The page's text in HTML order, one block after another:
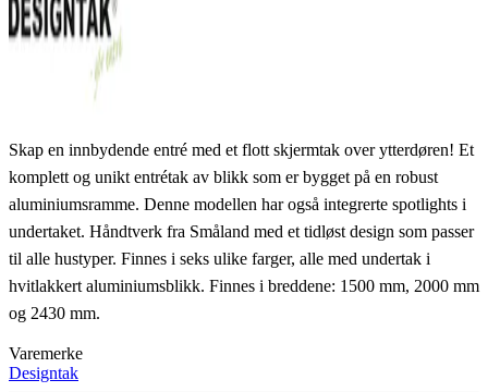
Skap en innbydende entré med et flott skjermtak over ytterdøren! Et
komplett og unikt entrétak av blikk som er bygget på en robust
aluminiumsramme. Denne modellen har også integrerte spotlights i
undertaket. Håndtverk fra Småland med et tidløst design som passer
til alle hustyper. Finnes i seks ulike farger, alle med undertak i
hvitlakkert aluminiumsblikk. Finnes i breddene: 1500 mm, 2000 mm
og 2430 mm.
Varemerke
Designtak